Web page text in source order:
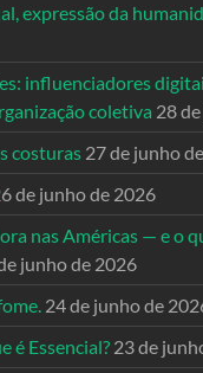
expressão da
influenciadores
coletiva 28
costuras 27 de junho
de junho de 2026
nas Américas — e o
junho de 2026
24 de junho de
é Essencial? 23 de